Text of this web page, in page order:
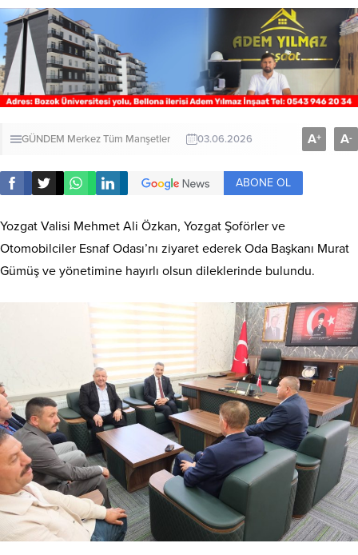
GÜNDEM MerkezTüm Manşetler 03.06.2026 A+ A-
ABONE OL
Yozgat Valisi Mehmet Ali Özkan, Yozgat Şoförler ve
Otomobilciler Esnaf Odası’nı ziyaret ederek Oda Başkanı Murat
Gümüş ve yönetimine hayırlı olsun dileklerinde bulundu.